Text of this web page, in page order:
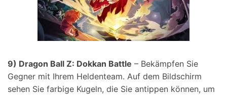
9) Dragon Ball Z: Dokkan Battle – Bekämpfen Sie
Gegner mit Ihrem Heldenteam. Auf dem Bildschirm
sehen Sie farbige Kugeln, die Sie antippen können, um